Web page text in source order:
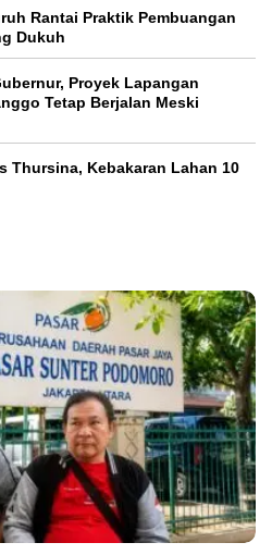
Rantai Praktik Pembuangan
Dukuh
Proyek Lapangan
Tetap Berjalan Meski
Thursina, Kebakaran Lahan 10